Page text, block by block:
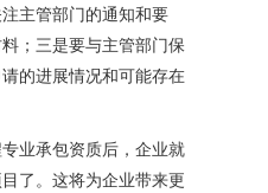
主管部门的通知和要
；三是要与主管部门保
的进展情况和可能存在
业承包资质后，企业就
了。这将为企业带来更